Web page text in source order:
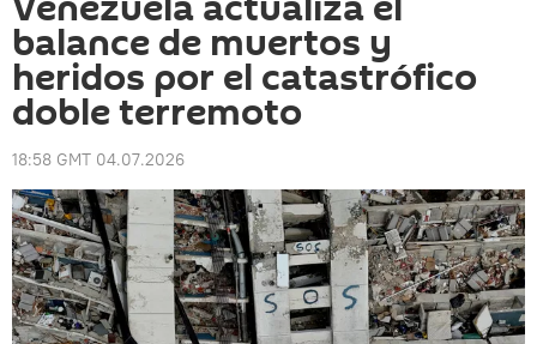
balance de muertos y
heridos por el catastrófico
doble terremoto
18:58 GMT 04.07.2026